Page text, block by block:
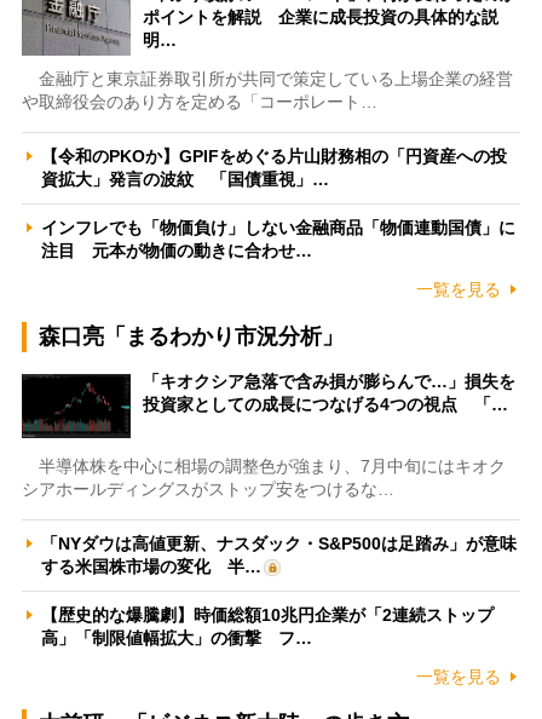
ポイントを解説 企業に成長投資の具体的な説
明…
金融庁と東京証券取引所が共同で策定している上場企業の経営
や取締役会のあり方を定める「コーポレート…
【令和のPKOか】GPIFをめぐる片山財務相の「円資産への投
資拡大」発言の波紋 「国債重視」…
インフレでも「物価負け」しない金融商品「物価連動国債」に
注目 元本が物価の動きに合わせ…
一覧を見る
森口亮「まるわかり市況分析」
「キオクシア急落で含み損が膨らんで…」損失を
投資家としての成長につなげる4つの視点 「…
半導体株を中心に相場の調整色が強まり、7月中旬にはキオク
シアホールディングスがストップ安をつけるな…
「NYダウは高値更新、ナスダック・S&P500は足踏み」が意味
する米国株市場の変化 半…
【歴史的な爆騰劇】時価総額10兆円企業が「2連続ストップ
高」「制限値幅拡大」の衝撃 フ…
一覧を見る